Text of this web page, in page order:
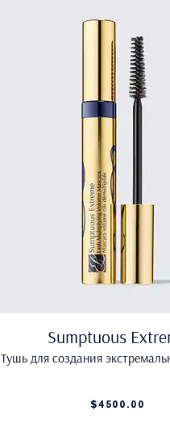
Sumptuous
Тушь для создания
$4500.00